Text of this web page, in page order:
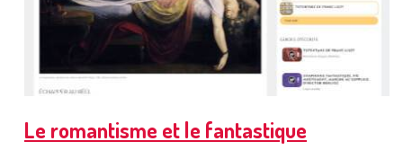
Le romantisme et le fantastique